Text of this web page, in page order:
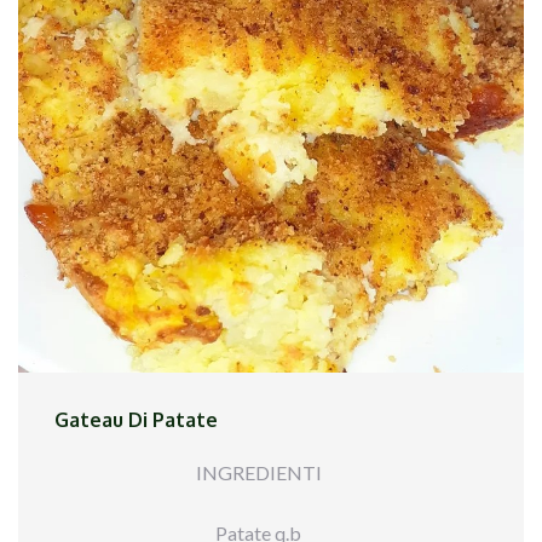
il tutto. Ho aggiunto la passata ed ho fatto
cucinare il sughetto. Ho cotto la pasta al dente ed
ho completato la cottura nel condimento.
Gateau Di Patate
INGREDIENTI
Patate q.b